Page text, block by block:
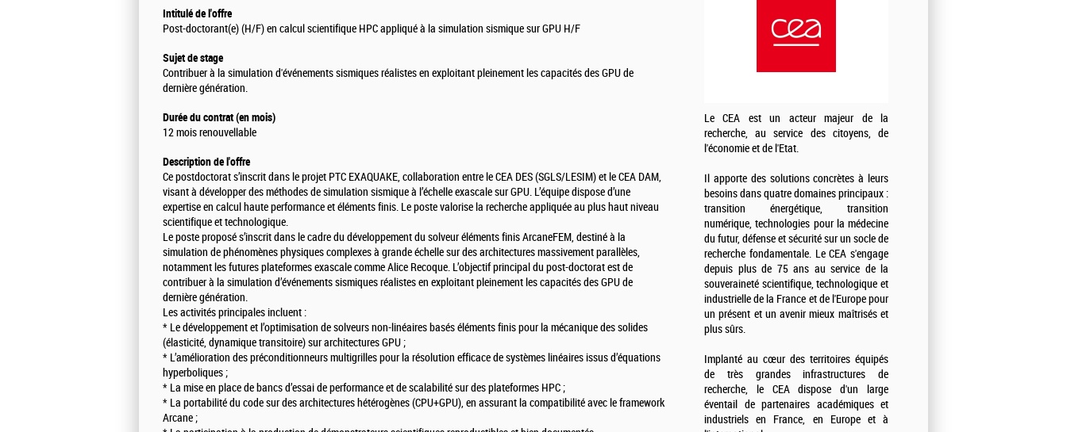
Intitulé de l'offre
Post-doctorant(e) (H/F) en calcul scientifique HPC appliqué à la simulation sismique sur GPU H/F
Sujet de stage
Contribuer à la simulation d'événements sismiques réalistes en exploitant pleinement les capacités des GPU de
dernière génération.
Durée du contrat (en mois)
12 mois renouvellable
Description de l'offre
Ce postdoctorat s’inscrit dans le projet PTC EXAQUAKE, collaboration entre le CEA DES (SGLS/LESIM) et le CEA DAM,
visant à développer des méthodes de simulation sismique à l’échelle exascale sur GPU. L’équipe dispose d’une
expertise en calcul haute performance et éléments finis. Le poste valorise la recherche appliquée au plus haut niveau
scientifique et technologique.
Le poste proposé s’inscrit dans le cadre du développement du solveur éléments finis ArcaneFEM, destiné à la
simulation de phénomènes physiques complexes à grande échelle sur des architectures massivement parallèles,
notamment les futures plateformes exascale comme Alice Recoque. L’objectif principal du post-doctorat est de
contribuer à la simulation d’événements sismiques réalistes en exploitant pleinement les capacités des GPU de
dernière génération.
Les activités principales incluent :
* Le développement et l’optimisation de solveurs non-linéaires basés éléments finis pour la mécanique des solides
(élasticité, dynamique transitoire) sur architectures GPU ;
* L’amélioration des préconditionneurs multigrilles pour la résolution efficace de systèmes linéaires issus d’équations
hyperboliques ;
* La mise en place de bancs d’essai de performance et de scalabilité sur des plateformes HPC ;
* La portabilité du code sur des architectures hétérogènes (CPU+GPU), en assurant la compatibilité avec le framework
Arcane ;
Le CEA est un acteur majeur de la
recherche, au service des citoyens, de
l'économie et de l'Etat.
Il apporte des solutions concrètes à leurs
besoins dans quatre domaines principaux :
transition énergétique, transition
numérique, technologies pour la médecine
du futur, défense et sécurité sur un socle de
recherche fondamentale. Le CEA s'engage
depuis plus de 75 ans au service de la
souveraineté scientifique, technologique et
industrielle de la France et de l'Europe pour
un présent et un avenir mieux maîtrisés et
plus sûrs.
Implanté au cœur des territoires équipés
de très grandes infrastructures de
recherche, le CEA dispose d'un large
éventail de partenaires académiques et
industriels en France, en Europe et à